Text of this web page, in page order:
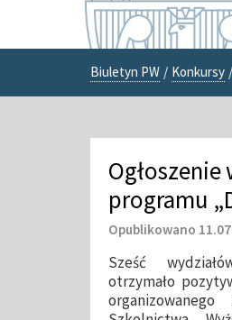
Biuletyn PW / Konkursy /
programu
Opublikowano
Sześć
otrzymało